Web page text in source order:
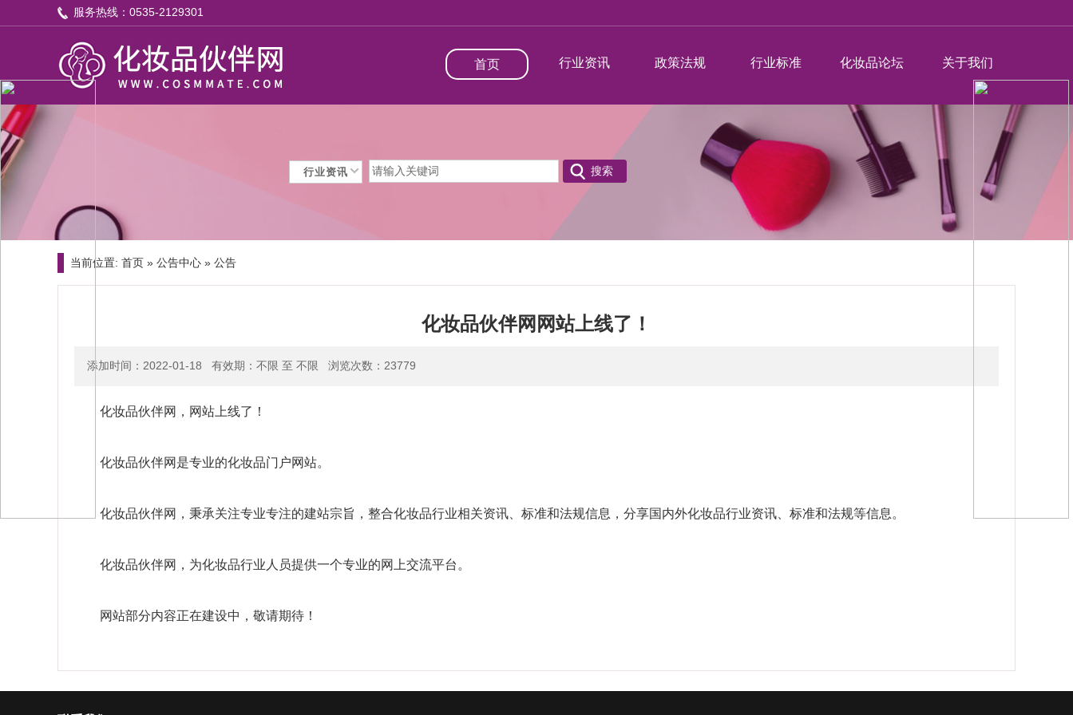
服务热线：0535-2129301
首页 行业资讯 政策法规 行业标准 化妆品论坛 关于我们
当前位置: 首页 » 公告中心 » 公告
化妆品伙伴网网站上线了！
添加时间：2022-01-18 有效期：不限 至 不限 浏览次数： 23779
化妆品伙伴网，网站上线了！
化妆品伙伴网是专业的化妆品门户网站。
化妆品伙伴网，秉承关注专业专注的建站宗旨，整合化妆品行业相关资讯、标准和法规信息，分享国内外化妆品行业资讯、标准和法规等信息。
化妆品伙伴网，为化妆品行业人员提供一个专业的网上交流平台。
网站部分内容正在建设中，敬请期待！